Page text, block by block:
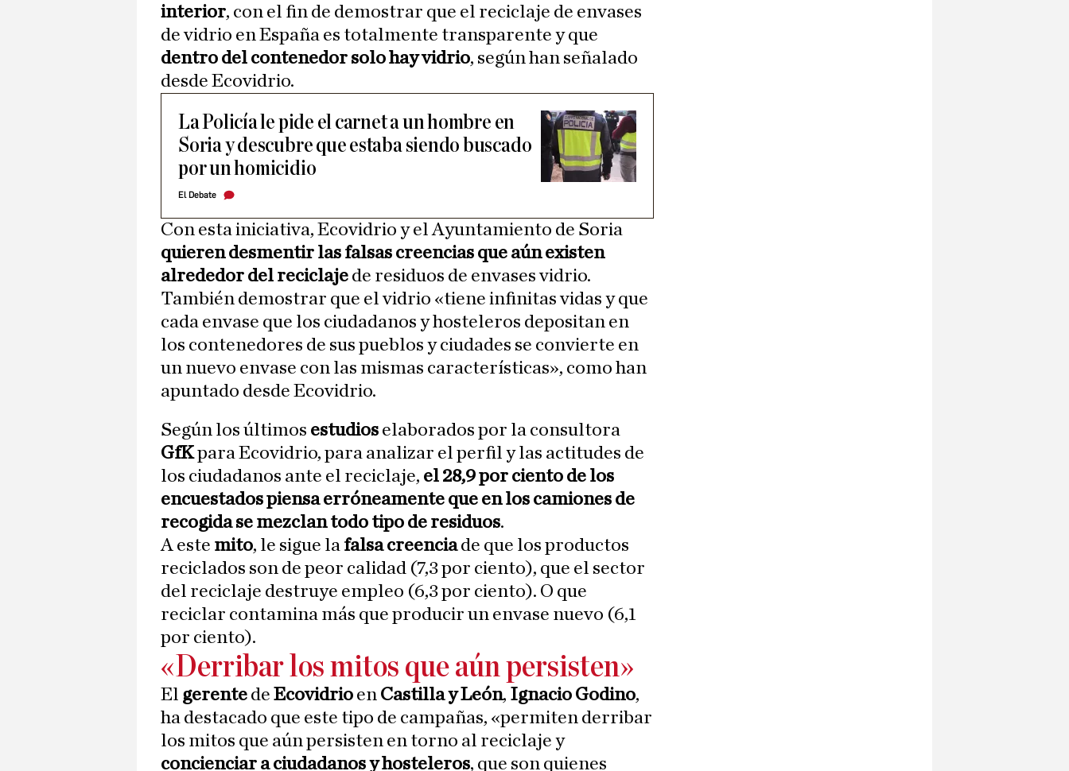
interior, con el fin de demostrar que el reciclaje de envases
de vidrio en España es totalmente transparente y que
dentro del contenedor solo hay vidrio, según han señalado
desde Ecovidrio.
La Policía le pide el carnet a un hombre en
Soria y descubre que estaba siendo buscado
por un homicidio
El Debate
Con esta iniciativa, Ecovidrio y el Ayuntamiento de Soria
quieren desmentir las falsas creencias que aún existen
alrededor del reciclaje de residuos de envases vidrio.
También demostrar que el vidrio «tiene infinitas vidas y que
cada envase que los ciudadanos y hosteleros depositan en
los contenedores de sus pueblos y ciudades se convierte en
un nuevo envase con las mismas características», como han
apuntado desde Ecovidrio.
Según los últimos estudios elaborados por la consultora
GfKpara Ecovidrio, para analizar el perfil y las actitudes de
los ciudadanos ante el reciclaje, el 28,9 por ciento de los
encuestados piensa erróneamente que en los camiones de
recogida se mezclan todo tipo de residuos.
A este mito, le sigue la falsa creenciade que los productos
reciclados son de peor calidad (7,3 por ciento), que el sector
del reciclaje destruye empleo (6,3 por ciento). O que
reciclar contamina más que producir un envase nuevo (6,1
por ciento).
«Derribar los mitos que aún persisten»
El gerente de Ecovidrio en Castilla y León, Ignacio Godino,
ha destacado que este tipo de campañas, «permiten derribar
los mitos que aún persisten en torno al reciclaje y
concienciar a ciudadanos y hosteleros, que son quienes